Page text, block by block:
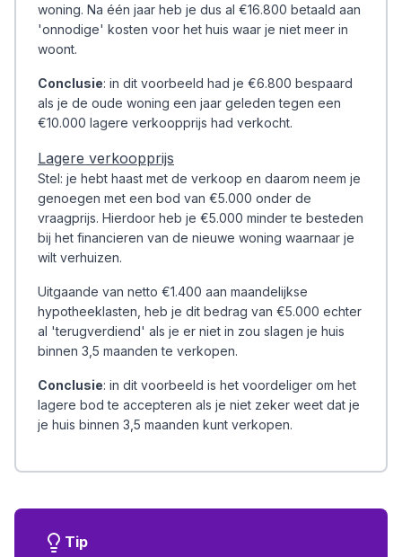
woning. Na één jaar heb je dus al €16.800 betaald aan
'onnodige' kosten voor het huis waar je niet meer in
woont.
Conclusie: in dit voorbeeld had je €6.800 bespaard
als je de oude woning een jaar geleden tegen een
€10.000 lagere verkoopprijs had verkocht.
Lagere verkoopprijs
Stel: je hebt haast met de verkoop en daarom neem je
genoegen met een bod van €5.000 onder de
vraagprijs. Hierdoor heb je €5.000 minder te besteden
bij het financieren van de nieuwe woning waarnaar je
wilt verhuizen.
Uitgaande van netto €1.400 aan maandelijkse
hypotheeklasten, heb je dit bedrag van €5.000 echter
al 'terugverdiend' als je er niet in zou slagen je huis
binnen 3,5 maanden te verkopen.
Conclusie: in dit voorbeeld is het voordeliger om het
lagere bod te accepteren als je niet zeker weet dat je
je huis binnen 3,5 maanden kunt verkopen.
Tip